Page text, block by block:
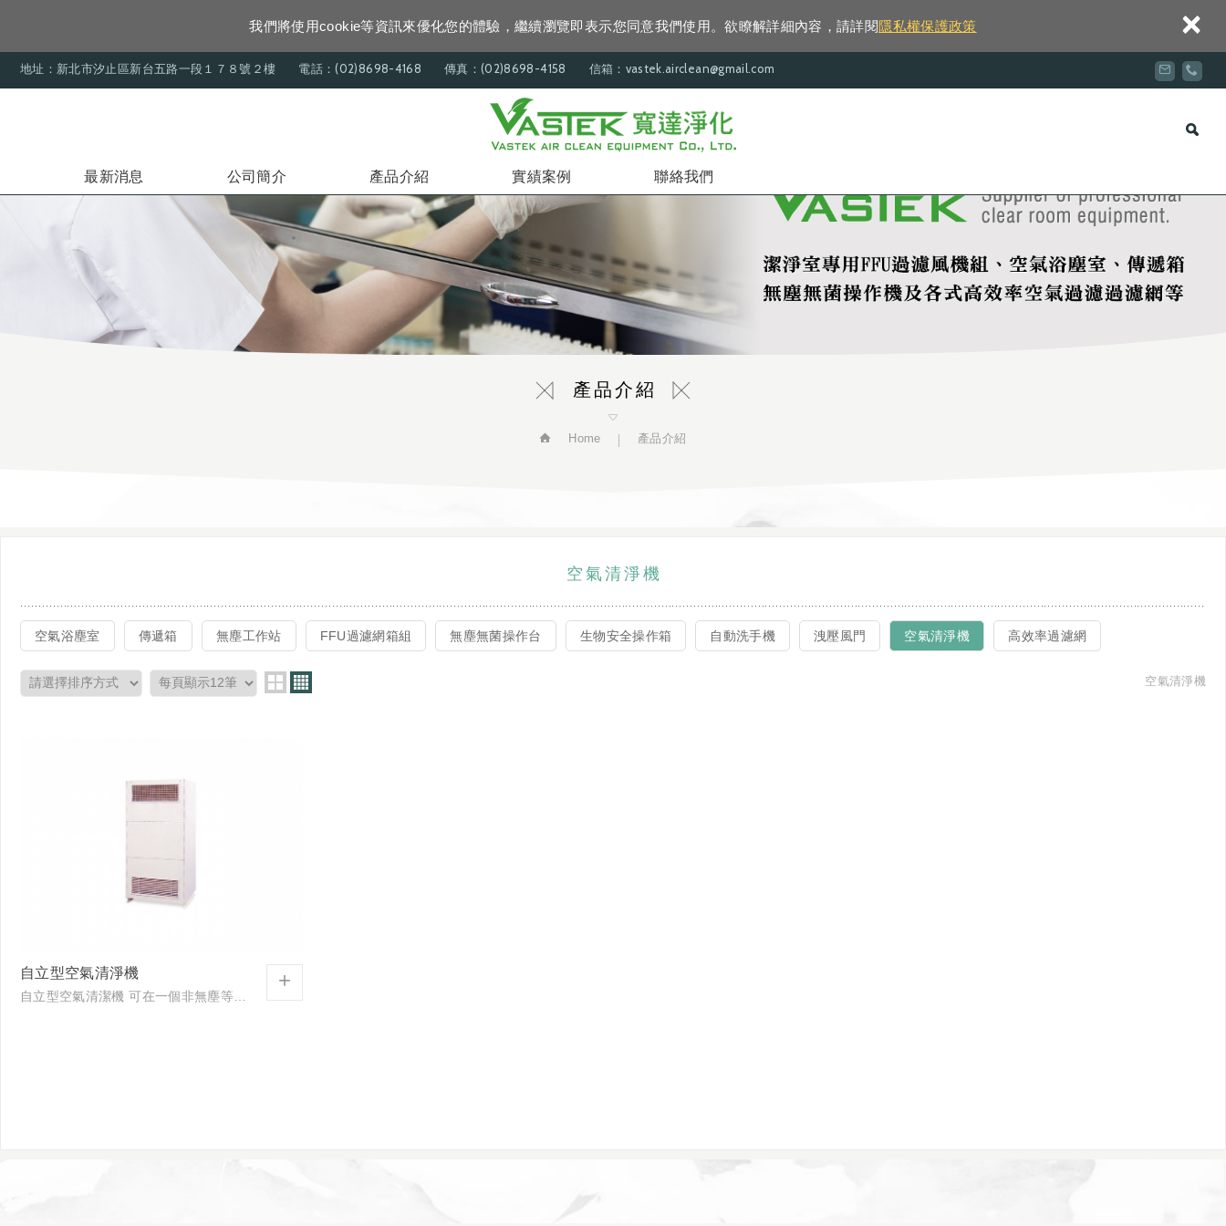
我們將使用cookie等資訊來優化您的體驗，繼續瀏覽即表示您同意我們使用。欲瞭解詳細內容，請詳閱隱私權保護政策 ×
地址：新北市汐止區新台五路一段１７８號２樓 電話：(02)8698-4168 傳真：(02)8698-4158 信箱：vastek.airclean@gmail.com
最新消息 公司簡介 產品介紹 實績案例 聯絡我們
產品介紹
Home 產品介紹
空氣清淨機
空氣浴塵室 傳遞箱 無塵工作站 FFU過濾網箱組 無塵無菌操作台 生物安全操作箱 自動洗手機 洩壓風門 空氣清淨機 高效率過濾網
空氣清淨機
自立型空氣清淨機
自立型空氣清潔機 可在一個非無塵等級之小區域持續運轉15~30分鐘左右 ，可將空氣中大分子落塵過濾，達到基本無塵的空間。並在使用完後可將其設備轉換到另一非無塵等級之空間，交換使用，...
+